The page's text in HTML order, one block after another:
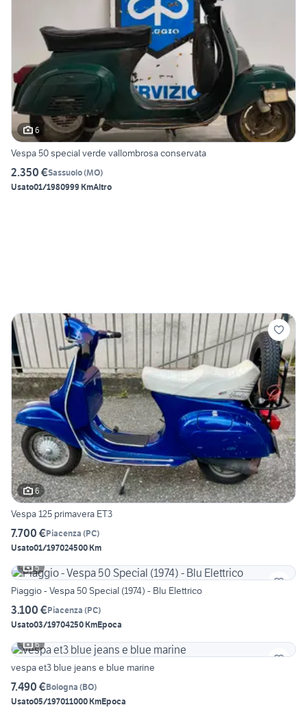
6
Vespa 50 special verde vallombrosa conservata
2.350 €Sassuolo(MO)
Usato01/1980999 KmAltro
6
Vespa 125 primavera ET3
7.700 €Piacenza (PC)
Usato01/197024500 Km
5
Piaggio - Vespa 50 Special (1974) - Blu Elettrico
3.100 €Piacenza (PC)
Usato03/19704250 KmEpoca
6
vespa et3 blue jeans e blue marine
7.490 €Bologna (BO)
Usato05/197011000 KmEpoca